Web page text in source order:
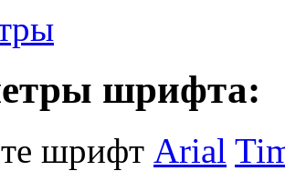
шрифта:
шрифт Arial